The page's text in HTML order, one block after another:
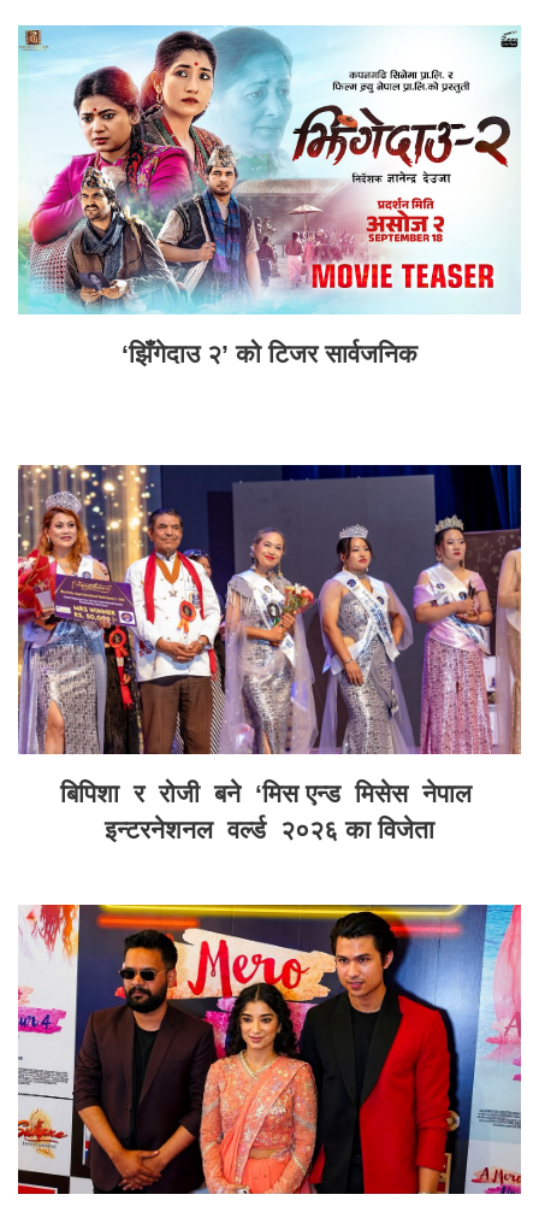
‘झिँगेदाउ २’ को टिजर सार्वजनिक
बिपिशा र रोजी बने ‘मिस एन्ड मिसेस नेपाल
इन्टरनेशनल वर्ल्ड २०२६ का विजेता